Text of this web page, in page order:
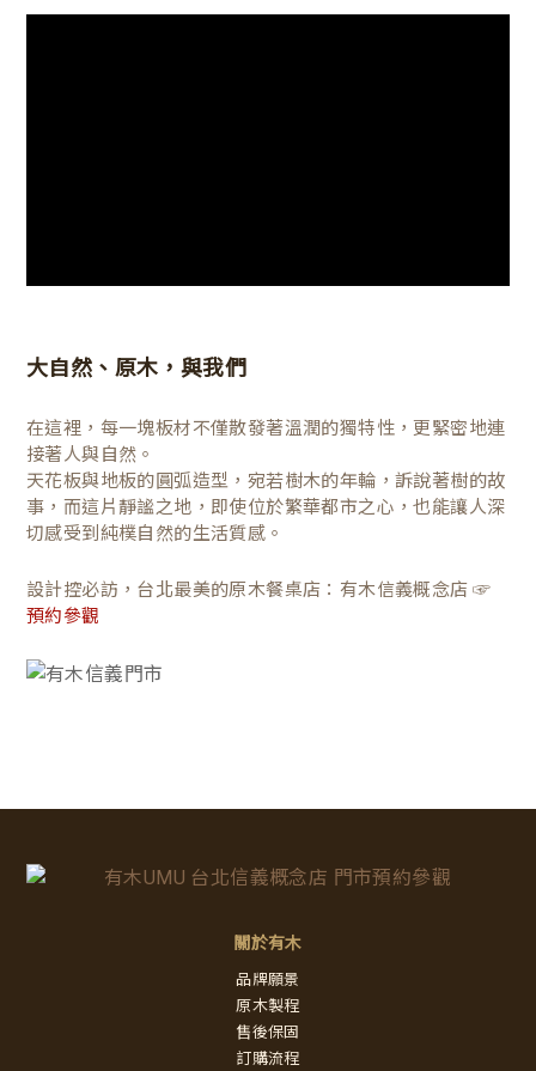
大自然、原木，與我們
在這裡，每一塊板材不僅散發著溫潤的獨特性，更緊密地連
接著人與自然。
天花板與地板的圓弧造型，宛若樹木的年輪，訴說著樹的故
事，而這片靜謐之地，即使位於繁華都市之心，也能讓人深
切感受到純樸自然的生活質感。
設計控必訪，台北最美的原木餐桌店：有木信義概念店 ☞
預約參觀
關於有木
品牌願景
原木製程
售後保固
訂購流程